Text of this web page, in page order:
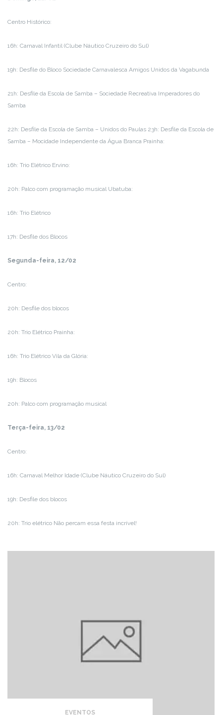
Centro Histórico:
16h: Carnaval Infantil (Clube Náutico Cruzeiro do Sul)
19h: Desfile do Bloco Sociedade Carnavalesca Amigos Unidos da Vagabunda
21h: Desfile da Escola de Samba – Sociedade Recreativa Imperadores do
Samba
22h: Desfile da Escola de Samba – Unidos do Paulas 23h: Desfile da Escola de
Samba – Mocidade Independente da Água Branca Prainha:
16h: Trio Elétrico Ervino:
20h: Palco com programação musical Ubatuba:
16h: Trio Elétrico
17h: Desfile dos Blocos
Segunda-feira, 12/02
Centro:
20h: Desfile dos blocos
20h: Trio Elétrico Prainha:
16h: Trio Elétrico Vila da Glória:
19h: Blocos
20h: Palco com programação musical
Terça-feira, 13/02
Centro:
16h: Carnaval Melhor Idade (Clube Náutico Cruzeiro do Sul)
19h: Desfile dos blocos
20h: Trio elétrico Não percam essa festa incrível!
EVENTOS